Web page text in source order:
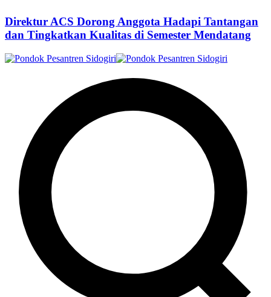
Direktur ACS Dorong Anggota Hadapi Tantangan
dan Tingkatkan Kualitas di Semester Mendatang